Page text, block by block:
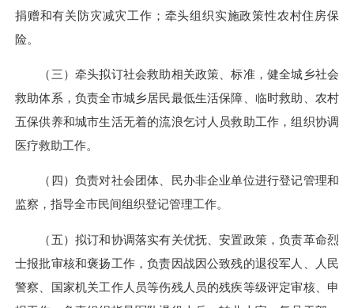
捐赠和有关防灾减灾工作；牵头组织实施政策性农村住房保
险。
（三）牵头拟订社会救助相关政策、标准，健全城乡社会
救助体系，负责全市城乡居民最低生活保障、临时救助、农村
五保供养和城市生活无着的流浪乞讨人员救助工作 ，组织协调
医疗救助工作。
（四）负责对社会团体、民办非企业单位进行登记管理和
监察，指导全市民间组织登记管理工作。
（五）拟订和协调落实有关优抚、安置政策，负责革命烈
士报批审核和褒扬工作，负责因战因公致残的退役军人、人民
警察、国家机关工作人员等伤残人员的残疾等级评定审核、申